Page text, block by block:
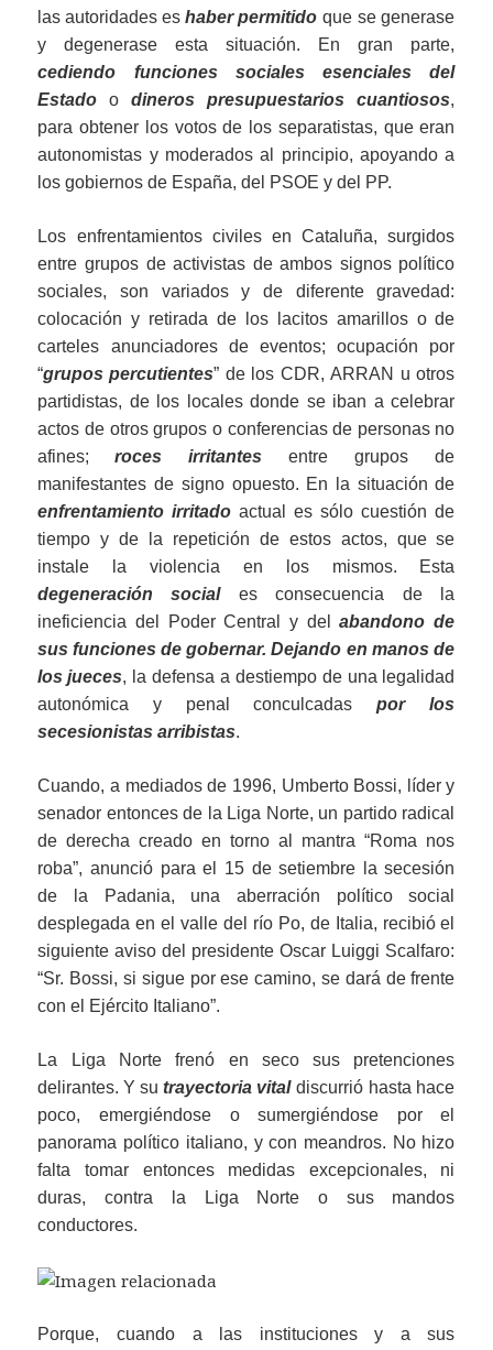
las autoridades eshaber permitido que se generase
y degenerase esta situación. En gran parte,
cediendo funciones sociales esenciales del
Estado odineros presupuestarioscuantiosos,
para obtener los votos de los separatistas, que eran
autonomistas y moderados al principio, apoyando a
los gobiernos de España, del PSOE y del PP.
Los enfrentamientos civiles en Cataluña, surgidos
entre grupos de activistas de ambos signos político
sociales, son variados y de diferente gravedad:
colocación y retirada de los lacitos amarillos o de
carteles anunciadores de eventos; ocupación por
“grupos percutientes” de los CDR, ARRAN u otros
partidistas, de los locales donde se iban a celebrar
actos de otros grupos o conferencias de personas no
afines;roces irritantes entre grupos de
manifestantes de signo opuesto. En la situación de
enfrentamiento irritado actual es sólo cuestión de
tiempo y de la repetición de estos actos, que se
instale la violencia en los mismos. Esta
degeneración sociales consecuencia de la
ineficiencia del Poder Central y delabandono de
sus funciones de gobernar. Dejando en manos de
los jueces, la defensa a destiempo de una legalidad
autonómica y penal conculcadas
por los
secesionistas arribistas.
Cuando, a mediados de 1996, Umberto Bossi, líder y
senador entonces de la Liga Norte, un partido radical
de derecha creado en torno al mantra “Roma nos
roba”, anunció para el 15 de setiembre la secesión
de la Padania, una aberración político social
desplegada en el valle del río Po, de Italia, recibió el
siguiente aviso del presidente Oscar Luiggi Scalfaro:
“Sr. Bossi, si sigue por ese camino, se dará de frente
con el Ejército Italiano”.
La Liga Norte frenó en seco sus pretenciones
delirantes. Y sutrayectoria vitaldiscurrió hasta hace
poco, emergiéndose o sumergiéndose por el
panorama político italiano, y con meandros. No hizo
falta tomar entonces medidas excepcionales, ni
duras, contra la Liga Norte o sus mandos
conductores.
Porque, cuando a las instituciones y a sus